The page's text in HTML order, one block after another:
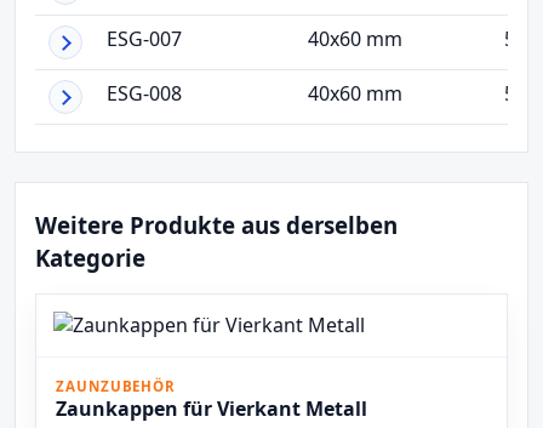
ESG-007 40x60 mm 5
ESG-008 40x60 mm 5
Weitere Produkte aus derselben
Kategorie
ZAUNZUBEHÖR
Zaunkappen für Vierkant Metall